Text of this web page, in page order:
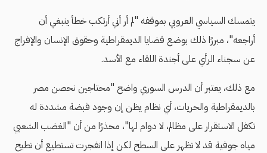
يتمسك السياسي العروبي بموقفه "لم أر أني أرتكب خطأ ينبغي أن
أراجعه"، مبررًا ذلك بوضع قضايا الديمقراطية وحقوق الإنسان والإفراج
عن سجناء الرأي على أجندة اللقاء مع الأسد.
مع ذلك، يعتبر أن الدرس السوري واضح "محتاجين نحصن مصر
بالديمقراطية والحريات، أي نظام يظن إن وجود قبضة مشددة له
تكفل الاستقرار على مظالم، لا دوام لها"، محذرًا من أن "الغضب الشعبي
مياه جوفية قد لا تظهر على السطح لكن إذا انفجرت تستطيع أن تطيح